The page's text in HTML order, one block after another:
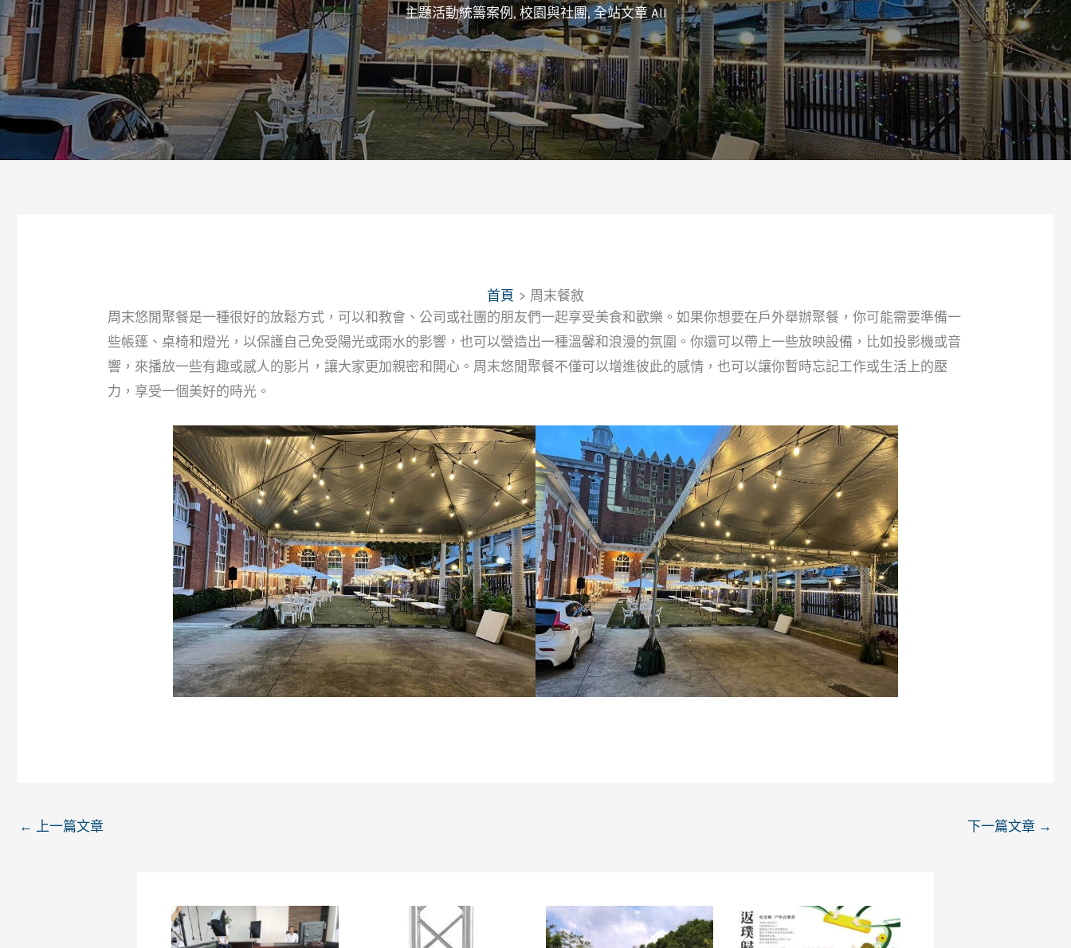
主題活動統籌案例,校園與社團,全站文章 All
首頁
周末餐敘
周末悠閒聚餐是一種很好的放鬆方式，可以和教會、公司或社團的朋友們一起享受美食和歡樂。如果你想要在戶外舉辦聚餐，你可能需要準備一
些帳篷、桌椅和燈光，以保護自己免受陽光或雨水的影響，也可以營造出一種溫馨和浪漫的氛圍。你還可以帶上一些放映設備，比如投影機或音
響，來播放一些有趣或感人的影片，讓大家更加親密和開心。周末悠閒聚餐不僅可以增進彼此的感情，也可以讓你暫時忘記工作或生活上的壓
力，享受一個美好的時光。
← 上一篇文章 下一篇文章 →